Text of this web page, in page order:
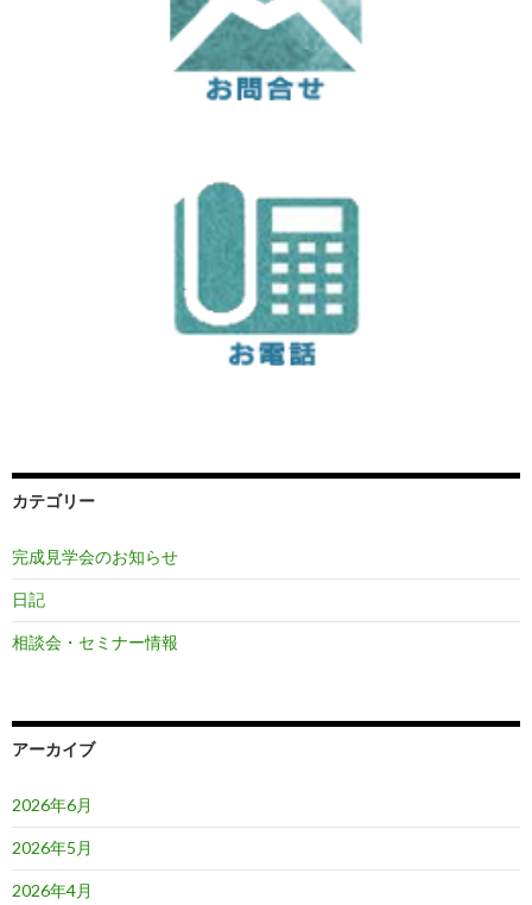
カテゴリー
完成見学会のお知らせ
日記
相談会・セミナー情報
アーカイブ
2026年6月
2026年5月
2026年4月